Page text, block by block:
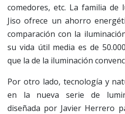
comedores, etc. La familia de
Jiso ofrece un ahorro
comparación con la
su vida útil media es de
que la de la iluminación
Por otro lado, tecnología y
en la nueva serie de
diseñada por Javier Herrero